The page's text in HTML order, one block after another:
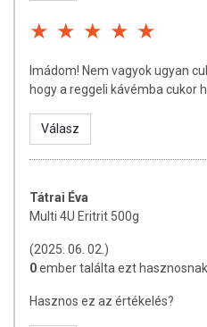
Imádom! Nem vagyok ugyan
hogy a reggeli kávémba cukor
Válasz
Tátrai Éva
Multi 4U Eritrit 500g
(2025. 06. 02.)
0ember találta ezt hasznosnak
Hasznos ez az értékelés?